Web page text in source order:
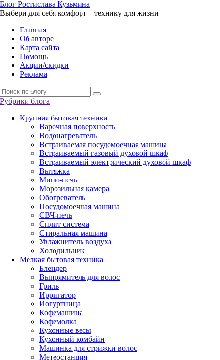
Блог Ростислава Кузьмина
Выбери для себя комфорт – технику для жизни
Главная
Об авторе
Карта сайта
Помощь
Акции/скидки
Реклама
Рубрики блога
Крупная бытовая техника
Варочная поверхность
Водонагреватель
Встраиваемая посудомоечная машина
Встраиваемый газовый духовой шкаф
Встраиваемый электрический духовой шкаф
Вытяжка
Мини-печь
Морозильная камера
Обогреватель
Посудомоечная машина
СВЧ-печь
Сплит система
Стиральная машина
Увлажнитель воздуха
Холодильник
Мелкая бытовая техника
Блендер
Выпрямитель для волос
Гриль
Ирригатор
Йогуртница
Кофемашина
Кофемолка
Кухонные весы
Кухонный комбайн
Машинка для стрижки волос
Метеостанция